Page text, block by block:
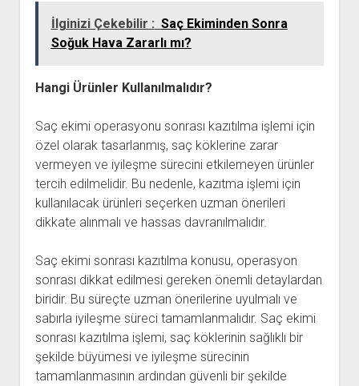
İlginizi Çekebilir : Saç Ekiminden Sonra
Soğuk Hava Zararlı mı?
Hangi Ürünler Kullanılmalıdır?
Saç ekimi operasyonu sonrası kazıtılma işlemi için
özel olarak tasarlanmış, saç köklerine zarar
vermeyen ve iyileşme sürecini etkilemeyen ürünler
tercih edilmelidir. Bu nedenle, kazıtma işlemi için
kullanılacak ürünleri seçerken uzman önerileri
dikkate alınmalı ve hassas davranılmalıdır.
Saç ekimi sonrası kazıtılma konusu, operasyon
sonrası dikkat edilmesi gereken önemli detaylardan
biridir. Bu süreçte uzman önerilerine uyulmalı ve
sabırla iyileşme süreci tamamlanmalıdır. Saç ekimi
sonrası kazıtılma işlemi, saç köklerinin sağlıklı bir
şekilde büyümesi ve iyileşme sürecinin
tamamlanmasının ardından güvenli bir şekilde